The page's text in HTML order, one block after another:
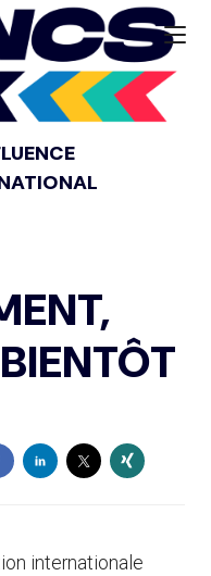
internationale